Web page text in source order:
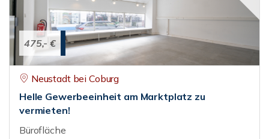
475,- €
Neustadt bei Coburg
Helle Gewerbeeinheit am Marktplatz zu
vermieten!
Bürofläche